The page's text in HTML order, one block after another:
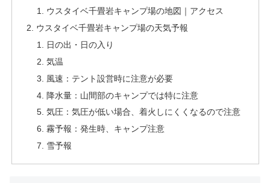
ウスタイベ千畳岩キャンプ場の地図｜アクセス
ウスタイベ千畳岩キャンプ場の天気予報
日の出・日の入り
気温
風速：テント設営時に注意が必要
降水量：山間部のキャンプでは特に注意
気圧：気圧が低い場合、着火しにくくなるので注意
霧予報：発生時、キャンプ注意
雪予報